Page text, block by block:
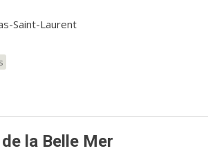
Saint-Laurent
la Belle Mer